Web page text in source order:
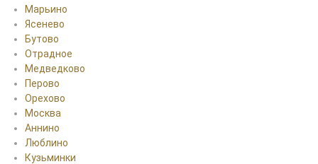
Марьино
Ясенево
Бутово
Отрадное
Медведково
Перово
Орехово
Москва
Аннино
Люблино
Кузьминки